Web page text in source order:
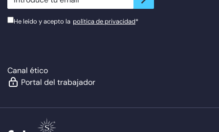
He leído y acepto la política de privacidad*
Canal ético
Portal del trabajador